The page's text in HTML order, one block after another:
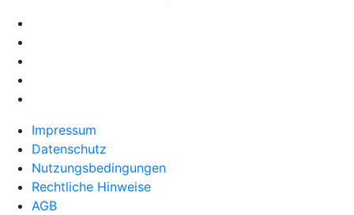
Impressum
Datenschutz
Nutzungsbedingungen
Rechtliche Hinweise
AGB